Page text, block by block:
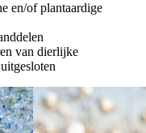
en/of plantaardige
van dierlijke